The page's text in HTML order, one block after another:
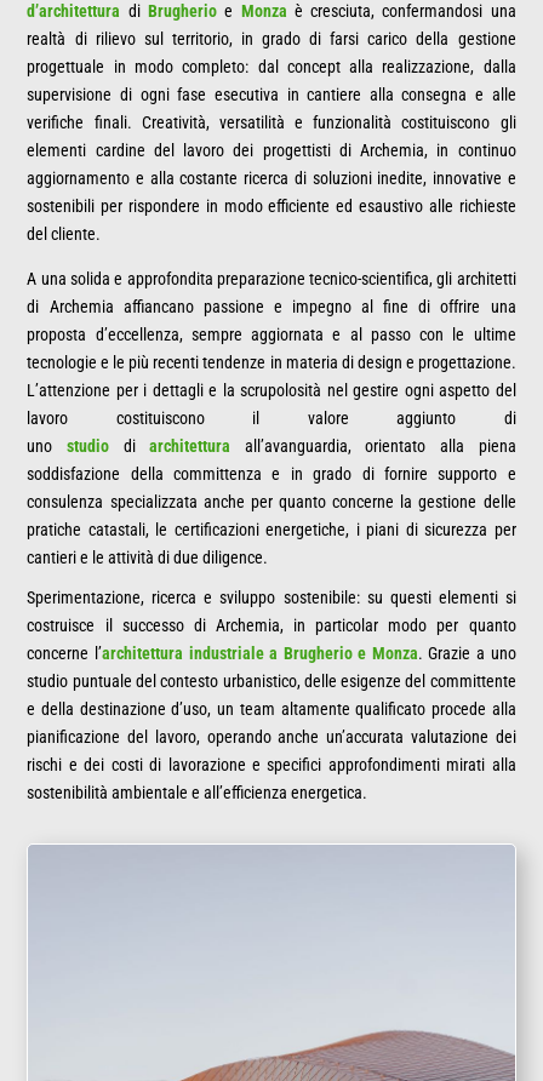
d’architettura di Brugherio e Monza è cresciuta, confermandosi una
realtà di rilievo sul territorio, in grado di farsi carico della gestione
progettuale in modo completo: dal concept alla realizzazione, dalla
supervisione di ogni fase esecutiva in cantiere alla consegna e alle
verifiche finali. Creatività, versatilità e funzionalità costituiscono gli
elementi cardine del lavoro dei progettisti di Archemia, in continuo
aggiornamento e alla costante ricerca di soluzioni inedite, innovative e
sostenibili per rispondere in modo efficiente ed esaustivo alle richieste
del cliente.
A una solida e approfondita preparazione tecnico-scientifica, gli architetti
di Archemia affiancano passione e impegno al fine di offrire una
proposta d’eccellenza, sempre aggiornata e al passo con le ultime
tecnologie e le più recenti tendenze in materia di design e progettazione.
L’attenzione per i dettagli e la scrupolosità nel gestire ogni aspetto del
lavoro costituiscono il valore aggiunto di
uno
studio di architettura
all’avanguardia, orientato alla piena
soddisfazione della committenza e in grado di fornire supporto e
consulenza specializzata anche per quanto concerne la gestione delle
pratiche catastali, le certificazioni energetiche, i piani di sicurezza per
cantieri e le attività di due diligence.
Sperimentazione, ricerca e sviluppo sostenibile: su questi elementi si
costruisce il successo di Archemia, in particolar modo per quanto
concerne l’architettura industriale a Brugherio e Monza. Grazie a uno
studio puntuale del contesto urbanistico, delle esigenze del committente
e della destinazione d’uso, un team altamente qualificato procede alla
pianificazione del lavoro, operando anche un’accurata valutazione dei
rischi e dei costi di lavorazione e specifici approfondimenti mirati alla
sostenibilità ambientale e all’efficienza energetica.